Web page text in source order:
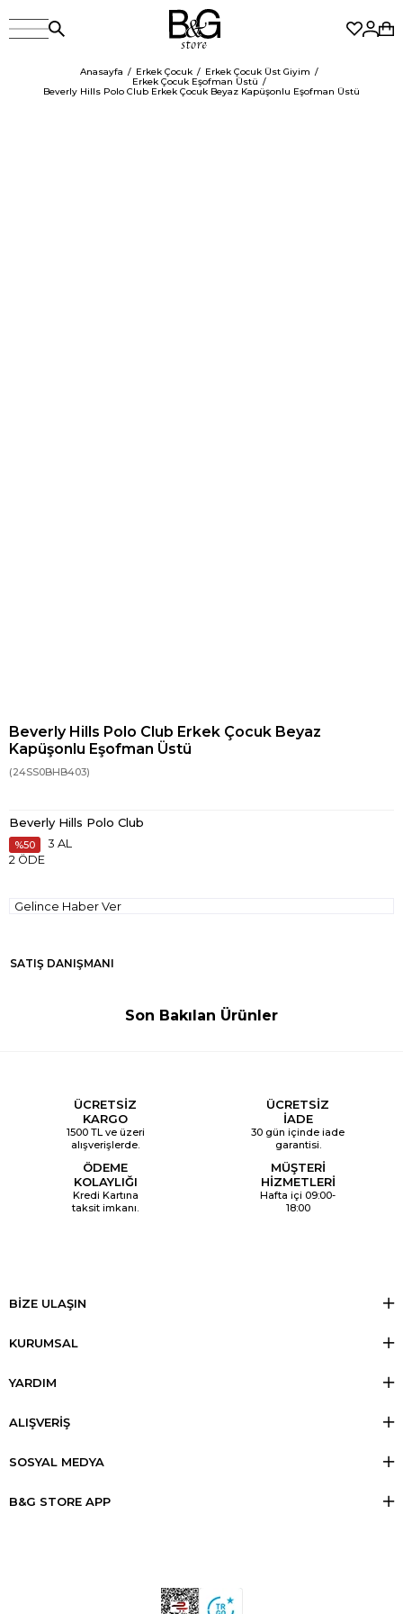
Anasayfa Erkek Çocuk
Erkek Çocuk Üst Giyim
Erkek Çocuk Eşofman Üstü
Beverly Hills Polo Club Erkek Çocuk Beyaz Kapüşonlu Eşofman Üstü
Beverly Hills Polo Club Erkek Çocuk Beyaz
Kapüşonlu Eşofman Üstü
(24SS0BHB403)
Beverly Hills Polo Club
50
3 AL
2 ÖDE
Gelince Haber Ver
SATIŞ DANIŞMANI
Son Bakılan Ürünler
ÜCRETSİZ
KARGO
1500 TL ve üzeri
alışverişlerde.
ÜCRETSİZ
İADE
30 gün içinde iade
garantisi.
ÖDEME
KOLAYLIĞI
Kredi Kartına
taksit imkanı.
MÜŞTERİ
HİZMETLERİ
Hafta içi 09:00-
18:00
BİZE ULAŞIN
KURUMSAL
YARDIM
ALIŞVERİŞ
SOSYAL MEDYA
B&G STORE APP